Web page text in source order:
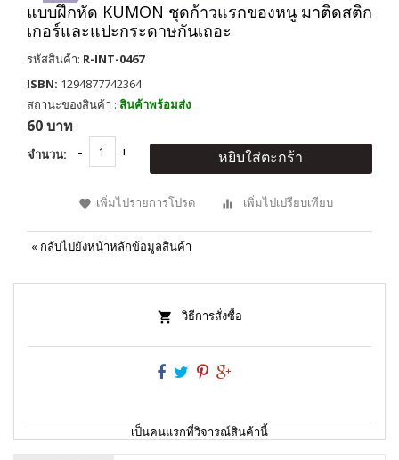
แบบฝึกหัด KUMON ชุดก้าวแรกของหนู มาติดสติก
เกอร์และแปะกระดาษกันเถอะ
รหัสสินค้า: R-INT-0467
ISBN: 1294877742364
สถานะของสินค้า : สินค้าพร้อมส่ง
60 บาท
จำนวน: หยิบใส่ตะกร้า
เพิ่มไปรายการโปรด เพิ่มไปเปรียบเทียบ
« กลับไปยังหน้าหลักข้อมูลสินค้า
วิธีการสั่งซื้อ
เป็นคนแรกที่วิจารณ์สินค้านี้